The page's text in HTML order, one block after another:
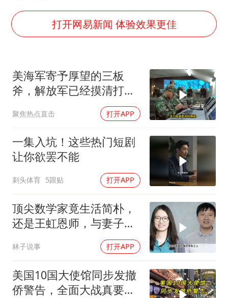
公司“上四休三”但要降薪1000元
OpenAI为免费用户升级GPT-5.6 Luna
男子杀人后逃进深山21年活得像野人
“中国蔬菜之乡”最高温达41.8℃
打开网易新闻 体验效果更佳
美海军寄予厚望的三板
斧，解放军已经摸清打
法，海空一体联手接下
聚焦热点直击 打开APP
一集入坑！这些热门短剧
让你欲罢不能
刺头体育 5跟贴 打开APP
顶尖数学家竟生活简朴，
还是王虹恩师，与妻子合
林子说事 打开APP
美国10国大使馆同步发撤
侨警告，全面大战真要来